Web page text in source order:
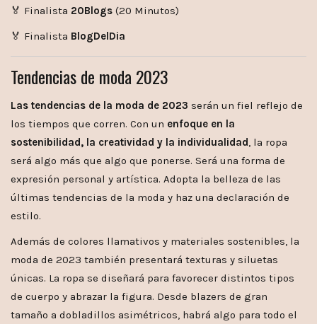
🏅 Finalista 20Blogs (20 Minutos)
🏅 Finalista BlogDelDia
Tendencias de moda 2023
Las tendencias de la moda de 2023 serán un fiel reflejo de
los tiempos que corren. Con un enfoque en la
sostenibilidad, la creatividad y la individualidad , la ropa
será algo más que algo que ponerse. Será una forma de
expresión personal y artística. Adopta la belleza de las
últimas tendencias de la moda y haz una declaración de
estilo.
Además de colores llamativos y materiales sostenibles, la
moda de 2023 también presentará texturas y siluetas
únicas. La ropa se diseñará para favorecer distintos tipos
de cuerpo y abrazar la figura. Desde blazers de gran
tamaño a dobladillos asimétricos, habrá algo para todo el